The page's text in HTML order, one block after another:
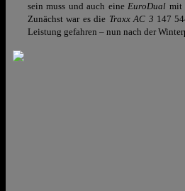
sein muss und auch eineEuroDual mit
Zunächst war es die Traxx AC 3 147
Leistung gefahren – nun nach der